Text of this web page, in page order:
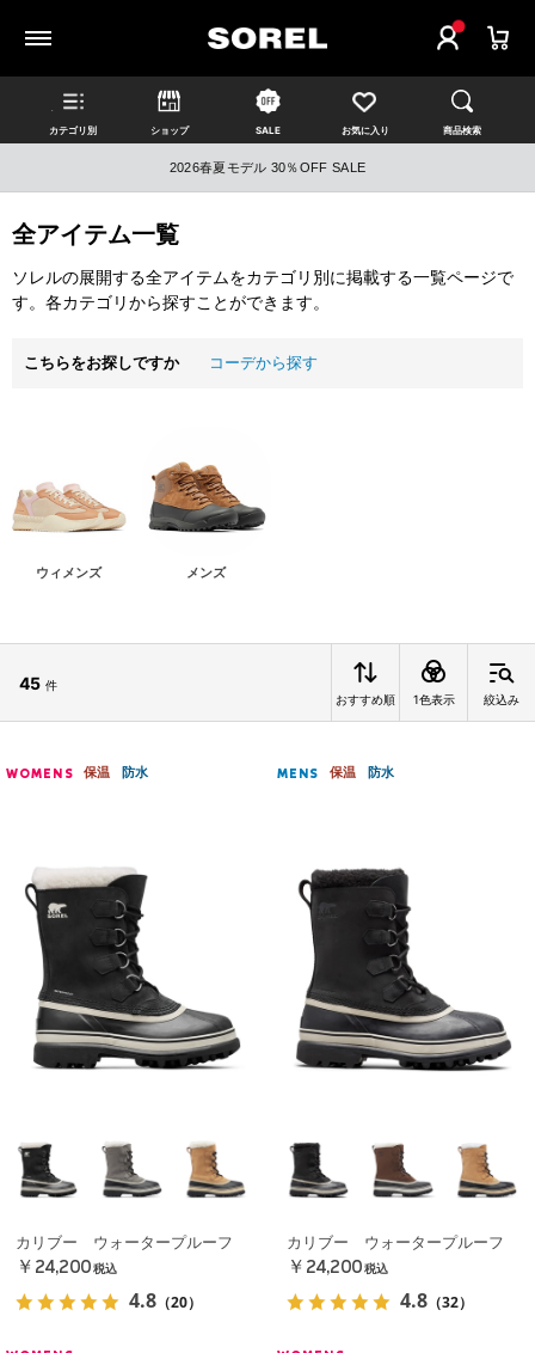
カテゴリ別 ショップ SALE お気に入り 商品検索
2026春夏モデル 30％OFF SALE
全アイテム一覧
ソレルの展開する全アイテムをカテゴリ別に掲載する一覧ページで
す。各カテゴリから探すことができます。
こちらをお探しですか コーデから探す
ウィメンズ メンズ
45 件
おすすめ順
1色表示 絞込み
WOMENS 保温 防水
カリブー ウォータープルーフ
￥24,200 税込
4.8 （20）
MENS 保温 防水
カリブー ウォータープルーフ
￥24,200 税込
4.8 （32）